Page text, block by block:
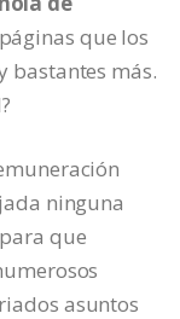
que los
bastantes más.
ninguna
que
asuntos